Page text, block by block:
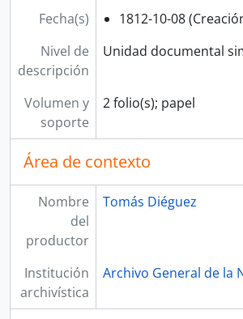
Fecha(s)
1812-10-08
Nivel de
descripción
Unidad documental
Volumen y
soporte
2 folio(s); papel
Área de contexto
Nombre
del
productor
Tomás Diéguez
Institución
archivística
Archivo General de la